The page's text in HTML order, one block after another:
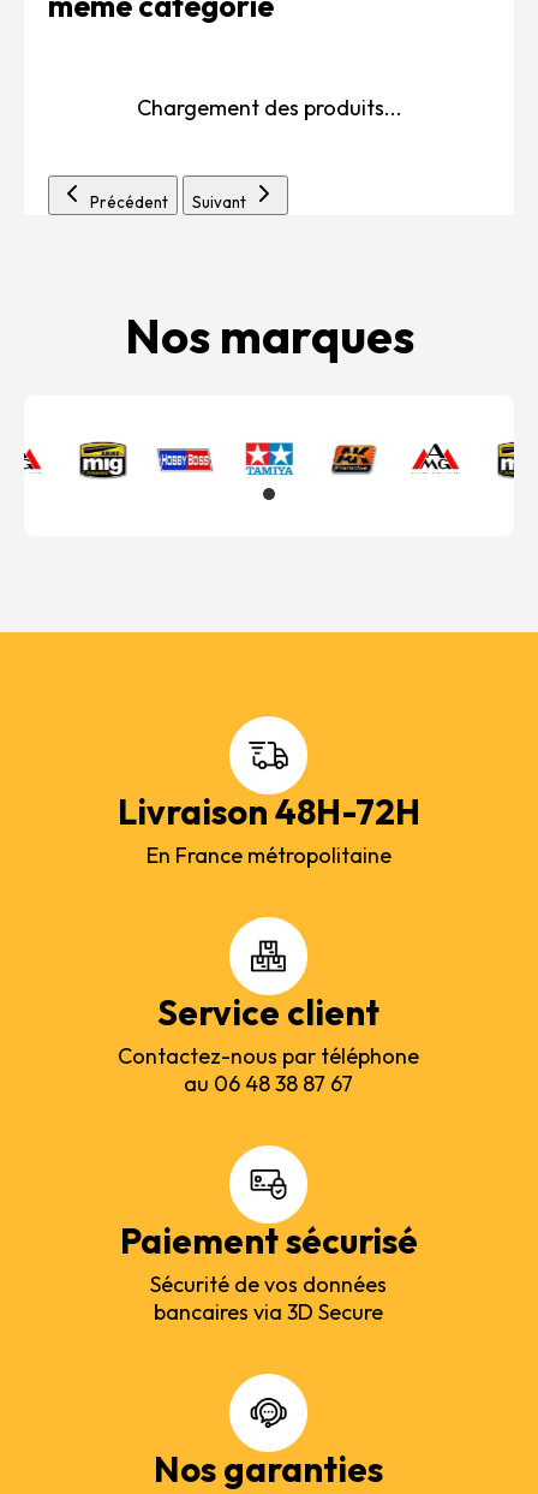
Chargement des produits...
Précédent Suivant
Nos marques
Livraison 48H-72H
En France métropolitaine
Service client
Contactez-nous par téléphone
au 06 48 38 87 67
Paiement sécurisé
Sécurité de vos données
bancaires via 3D Secure
Nos garanties